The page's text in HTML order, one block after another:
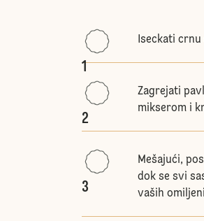
1
Iseckati
2
Zagrejati
mikserom i
3
Mešajući,
dok se svi
vaših